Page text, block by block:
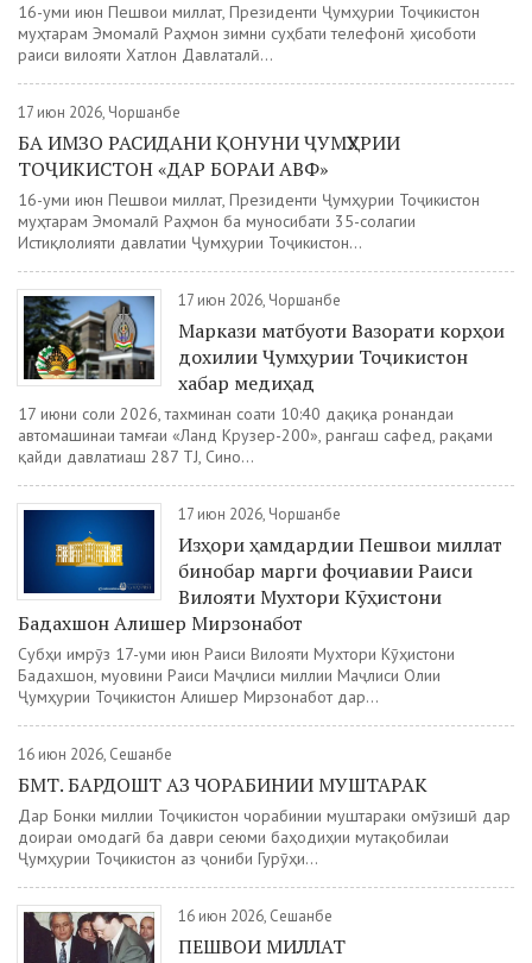
16-уми июн Пешвои миллат, Президенти Ҷумҳурии Тоҷикистон
муҳтарам Эмомалӣ Раҳмон зимни суҳбати телефонӣ ҳисоботи
раиси вилояти Хатлон Давлаталӣ...
17 июн 2026, Чоршанбе
БА ИМЗО РАСИДАНИ ҚОНУНИ ҶУМҲУРИИ
ТОҶИКИСТОН «ДАР БОРАИ АВФ»
16-уми июн Пешвои миллат, Президенти Ҷумҳурии Тоҷикистон
муҳтарам Эмомалӣ Раҳмон ба муносибати 35-солагии
Истиқлолияти давлатии Ҷумҳурии Тоҷикистон...
17 июн 2026, Чоршанбе
Маркази матбуоти Вазорати корҳои
дохилии Ҷумҳурии Тоҷикистон
хабар медиҳад
17 июни соли 2026, тахминан соати 10:40 дақиқа ронандаи
автомашинаи тамғаи «Ланд Крузер-200», рангаш сафед, рақами
қайди давлатиаш 287 TJ, Сино...
17 июн 2026, Чоршанбе
Изҳори ҳамдардии Пешвои миллат
бинобар марги фоҷиавии Раиси
Вилояти Мухтори Кӯҳистони
Бадахшон Алишер Мирзонабот
Субҳи имрӯз 17-уми июн Раиси Вилояти Мухтори Кӯҳистони
Бадахшон, муовини Раиси Маҷлиси миллии Маҷлиси Олии
Ҷумҳурии Тоҷикистон Алишер Мирзонабот дар...
16 июн 2026, Сешанбе
БМТ. БАРДОШТ АЗ ЧОРАБИНИИ МУШТАРАК
Дар Бонки миллии Тоҷикистон чорабинии муштараки омӯзишӣ дар
доираи омодагӣ ба даври сеюми баҳодиҳии мутақобилаи
Ҷумҳурии Тоҷикистон аз ҷониби Гурӯҳи...
16 июн 2026, Сешанбе
ПЕШВОИ МИЛЛАТ